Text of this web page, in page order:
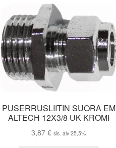
PUSERRUSLIITIN SUORA EM
ALTECH 12X3/8 UK KROMI
3,87€ sis. alv 25,5%